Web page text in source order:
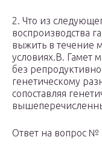
2. Что из
воспроизводства
выжить в течение
условиях.B. Гамет
без
генетическому
сопоставляя
Ответ на вопрос №